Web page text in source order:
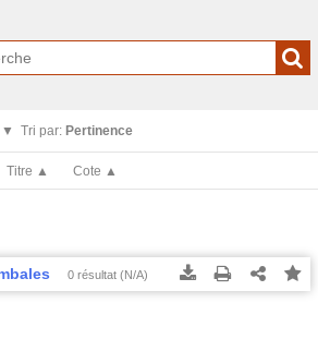
Tri par: Pertinence
Titre ▲ Cote ▲
0 résultat (N/A)